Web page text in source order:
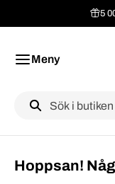
5
Meny
Label
Hoppsan!